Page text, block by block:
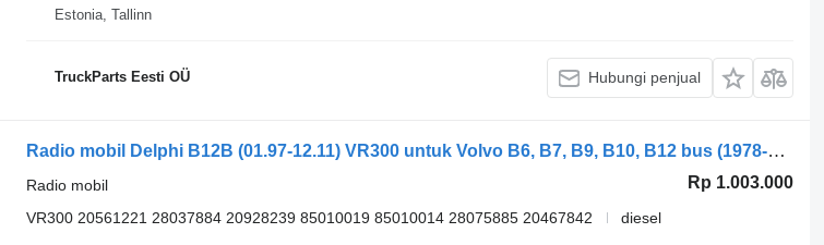
Estonia, Tallinn
TruckParts Eesti OÜ Hubungi penjual
Radio mobil Delphi B12B (01.97-12.11) VR300 untuk Volvo B6, B7, B9, B10, B12 bus (1978-2011)
Rp 1.003.000
Radio mobil
VR300 20561221 28037884 20928239 85010019 85010014 28075885 20467842
diesel